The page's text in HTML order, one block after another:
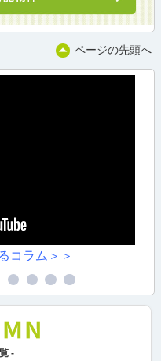
ページの先頭へ
コラム＞＞
-